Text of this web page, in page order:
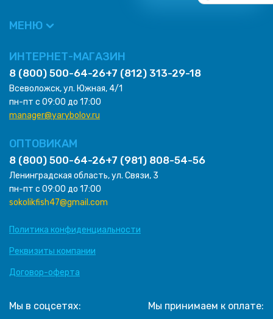
МЕНЮ
ИНТЕРНЕТ-МАГАЗИН
8 (800) 500-64-26+7 (812) 313-29-18
Всеволожск, ул. Южная, 4/1
пн-пт с 09:00 до 17:00
manager@yarybolov.ru
ОПТОВИКАМ
8 (800) 500-64-26+7 (981) 808-54-56
Ленинградская область, ул. Связи, 3
пн-пт с 09:00 до 17:00
sokolikfish47@gmail.com
Политика конфиденциальности
Реквизиты компании
Договор-оферта
Мы в соцсетях: Мы принимаем к оплате: